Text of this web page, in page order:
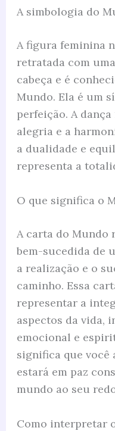
A simbologia do
A figura feminina
retratada com
cabeça e é
Mundo. Ela é um
perfeição. A
alegria e a
a dualidade e
representa a
O que significa o
A carta do Mundo
bem-sucedida de
a realização e o
caminho. Essa
representar a
aspectos da vida,
emocional e
significa que você
estará em paz
mundo ao seu
Como interpretar